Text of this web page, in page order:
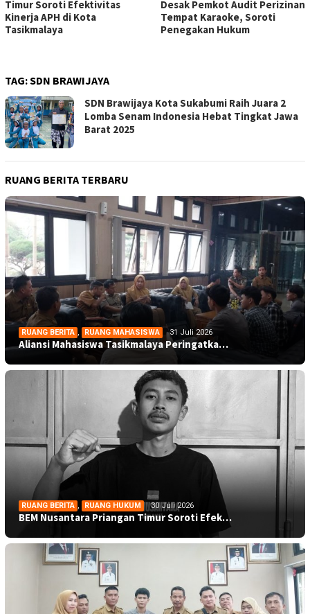
Timur Soroti Efektivitas
Kinerja APH di Kota
Tasikmalaya
Desak Pemkot Audit Perizinan
Tempat Karaoke, Soroti
Penegakan Hukum
TAG:SDN BRAWIJAYA
SDN Brawijaya Kota Sukabumi Raih Juara 2
Lomba Senam Indonesia Hebat Tingkat Jawa
Barat 2025
RUANG BERITA TERBARU
RUANG BERITA , RUANG MAHASISWA 31 Juli 2026
Aliansi Mahasiswa Tasikmalaya Peringatka…
RUANG BERITA , RUANG HUKUM 30 Juli 2026
BEM Nusantara Priangan Timur Soroti Efek…